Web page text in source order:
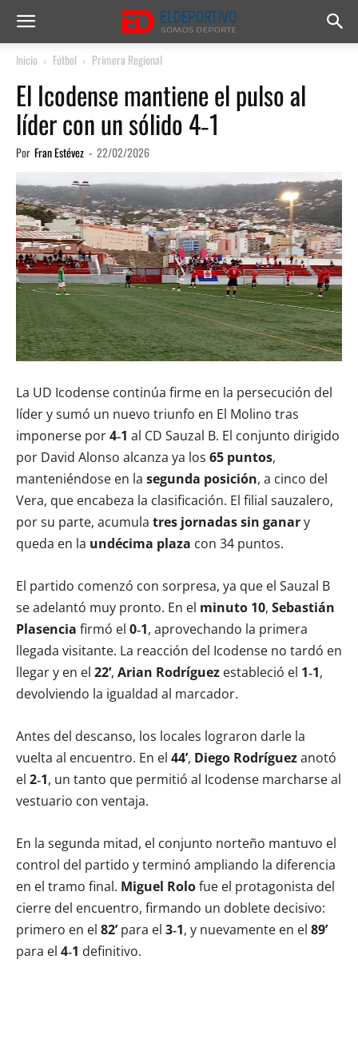
Inicio Fútbol Primera Regional
El Icodense mantiene el pulso al
líder con un sólido 4‑1
Por Fran Estévez - 22/02/2026
La UD Icodense continúa firme en la persecución del
líder y sumó un nuevo triunfo en El Molino tras
imponerse por4‑1 al CD Sauzal B. El conjunto dirigido
por David Alonso alcanza ya los 65 puntos,
manteniéndose en la segunda posición, a cinco del
Vera, que encabeza la clasificación. El filial sauzalero,
por su parte, acumula tres jornadas sin ganary
queda en la undécima plaza con 34 puntos.
El partido comenzó con sorpresa, ya que el Sauzal B
se adelantó muy pronto. En el minuto 10, Sebastián
Plasencia firmó el 0‑1, aprovechando la primera
llegada visitante. La reacción del Icodense no tardó en
llegar y en el 22’, Arian Rodríguez estableció el 1‑1,
devolviendo la igualdad al marcador.
Antes del descanso, los locales lograron darle la
vuelta al encuentro. En el 44’, Diego Rodríguezanotó
el 2‑1, un tanto que permitió al Icodense marcharse al
vestuario con ventaja.
En la segunda mitad, el conjunto norteño mantuvo el
control del partido y terminó ampliando la diferencia
en el tramo final. Miguel Rolofue el protagonista del
cierre del encuentro, firmando un doblete decisivo:
primero en el 82’para el 3‑1, y nuevamente en el 89’
para el 4‑1 definitivo.